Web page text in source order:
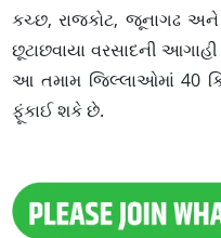
કચ્છ, રાજકોટ, જૂનાગઢ અને
છૂટાછવાયા વરસાદની
આ તમામ જિલ્લાઓમાં 40
ફૂંકાઈ શકે છે.